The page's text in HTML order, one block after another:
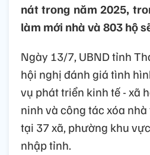
nát trong năm 2025,
làm mới nhà và 803 hộ
Ngày 13/7, UBND tỉnh
hội nghị đánh giá tình
vụ phát triển kinh tế - xã
ninh và công tác xóa
tại 37 xã, phường khu
nhập tỉnh.